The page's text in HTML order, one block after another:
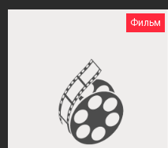
Фильм